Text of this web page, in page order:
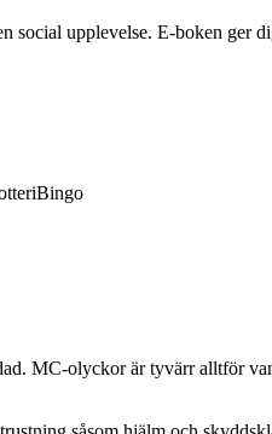
social upplevelse. E-boken
Bingo
MC-olyckor är tyvärr alltför